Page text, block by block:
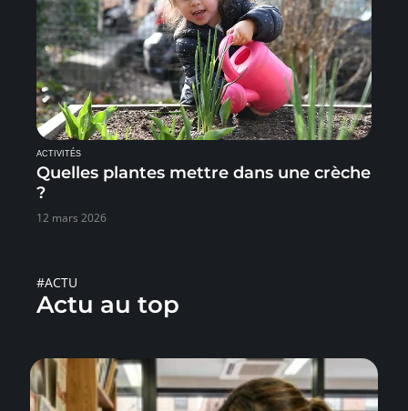
ACTIVITÉS
Quelles plantes mettre dans une crèche
?
12 mars 2026
#ACTU
Actu au top